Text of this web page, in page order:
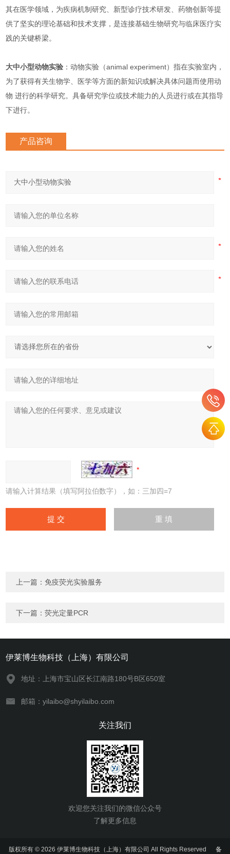
其在医学领域，为疾病机制研究、新型诊疗技术研发、药物创新等提
供了坚实的理论基础和技术支撑，是连接基础生物研究与临床医疗实
践的关键桥梁。
大中小型动物实验 ：动物实验（animal experiment）指在实验室内，
为了获得有关生物学、医学等方面的新知识或解决具体问题而使用动
物 进行的科学研究。具备研究学位或技术能力的人员进行或在其指导
下进行。
产品咨询
请输入计算结果（填写阿拉伯数字），如：三加四=7
上一篇：免疫荧光实验服务
下一篇：荧光定量PCR
伊莱博生物科技（上海）有限公司
地址：上海市宝山区长江南路180号B区650室
邮箱：yilaibo@shyilaibo.com
关注我们
欢迎您关注我们的微信公众号
了解更多信息
版权所有 © 2026 伊莱博生物科技（上海）有限公司 All Rights Reserved 备